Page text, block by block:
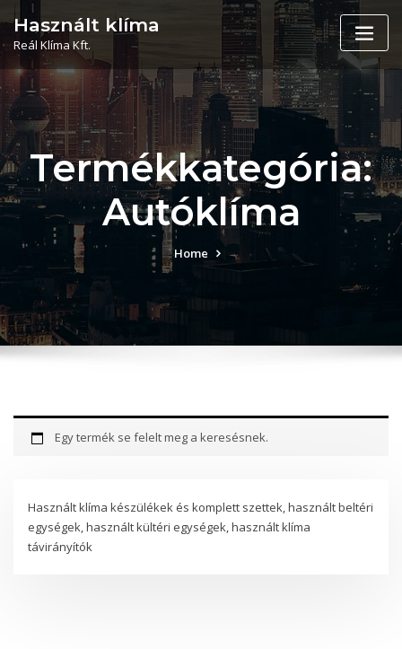
content
Használt klíma
Reál Klíma Kft.
Termékkategória:
Autóklíma
Home
Egy termék se felelt meg a keresésnek.
Használt klíma készülékek és komplett szettek, használt beltéri
egységek, használt kültéri egységek, használt klíma
távirányítók